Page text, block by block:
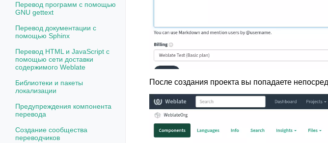
Перевод программ с помощью
GNU gettext
Перевод документации с
помощью Sphinx
Перевод HTML и JavaScript с
помощью сети доставки
содержимого Weblate
Библиотеки и пакеты
локализации
Предупреждения компонента
перевода
Создание сообщества
переводчиков
После создания проекта вы попадаете